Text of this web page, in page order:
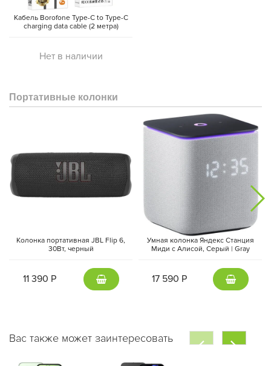
Кабель Borofone Type-C to Type-C
charging data cable (2 метра)
Нет в наличии
Портативные колонки
Колонка портативная JBL Flip 6,
30Вт, черный
11 390 Р
Умная колонка Яндекс Станция
Миди с Алисой, Cерый | Gray
17 590 Р
Вас также может заинтересовать